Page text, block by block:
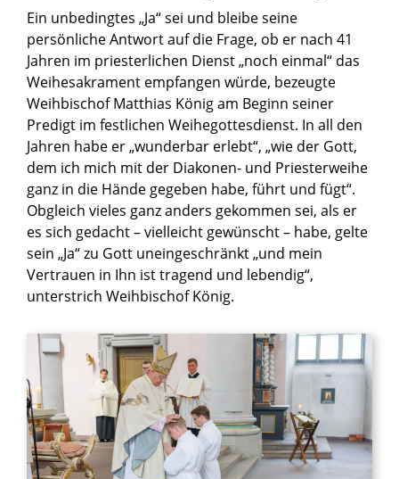
Ein unbedingtes „Ja“ sei und bleibe seine
persönliche Antwort auf die Frage, ob er nach 41
Jahren im priesterlichen Dienst „noch einmal“ das
Weihesakrament empfangen würde, bezeugte
Weihbischof Matthias König am Beginn seiner
Predigt im festlichen Weihegottesdienst. In all den
Jahren habe er „wunderbar erlebt“, „wie der Gott,
dem ich mich mit der Diakonen- und Priesterweihe
ganz in die Hände gegeben habe, führt und fügt“.
Obgleich vieles ganz anders gekommen sei, als er
es sich gedacht – vielleicht gewünscht – habe, gelte
sein „Ja“ zu Gott uneingeschränkt „und mein
Vertrauen in Ihn ist tragend und lebendig“,
unterstrich Weihbischof König.